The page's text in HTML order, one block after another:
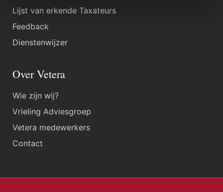
Lijst van erkende Taxateurs
Feedback
Dienstenwijzer
Over Vetera
Wie zijn wij?
Vrieling Adviesgroep
Vetera medewerkers
Contact